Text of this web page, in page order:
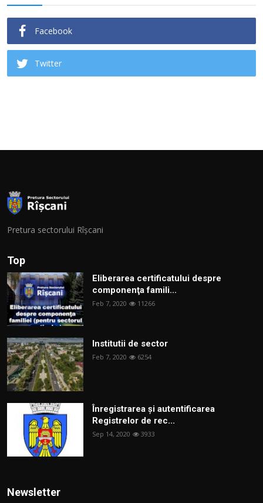
Facebook
Twitter
Pretura sectorului Rîșcani
Top
Eliberarea certificatului despre
componenţa famili...
Feb 7, 2020 11266
Institutii de sector
Feb 7, 2020 6254
Înregistrarea și autentificarea
Registrelor de rec...
Sep 14, 2020 3933
Newsletter